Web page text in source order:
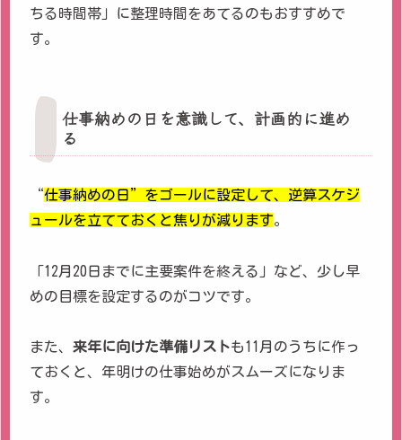
ちる時間帯」に整理時間をあてるのもおすすめで
す。
仕事納めの日を意識して、計画的に進め
る
“仕事納めの日”をゴールに設定して、逆算スケジ
ュールを立てておくと焦りが減ります。
「12月20日までに主要案件を終える」など、少し早
めの目標を設定するのがコツです。
また、 来年に向けた準備リストも11月のうちに作っ
ておくと、年明けの仕事始めがスムーズになりま
す。